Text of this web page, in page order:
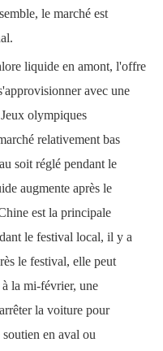
le marché est
liquide en amont, l'offre
avec une
olympiques
relativement bas
soit réglé pendant le
augmente après le
est la principale
le festival local, il y a
le festival, elle peut
la mi-février, une
la voiture pour
en aval ou